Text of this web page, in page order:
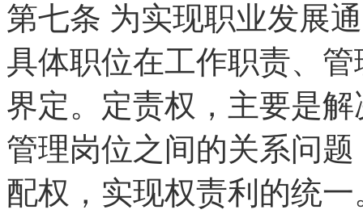
第七条 为实现职业发展
具体职位在工作职责、
界定。定责权，主要是
管理岗位之间的关系问
配权，实现权责利的统